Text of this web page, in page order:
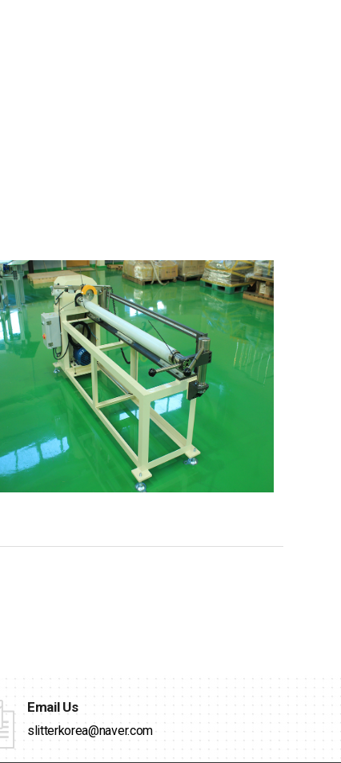
Email Us
slitterkorea@naver.com